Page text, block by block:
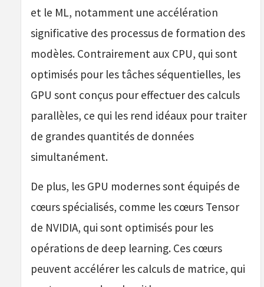
et le ML, notamment une accélération
significative des processus de formation des
modèles. Contrairement aux CPU, qui sont
optimisés pour les tâches séquentielles, les
GPU sont conçus pour effectuer des calculs
parallèles, ce qui les rend idéaux pour traiter
de grandes quantités de données
simultanément.
De plus, les GPU modernes sont équipés de
cœurs spécialisés, comme les cœurs Tensor
de NVIDIA, qui sont optimisés pour les
opérations de deep learning. Ces cœurs
peuvent accélérer les calculs de matrice, qui